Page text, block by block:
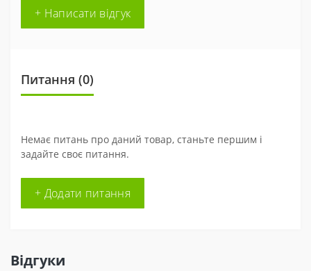
+ Написати відгук
Питання (0)
Немає питань про даний товар, станьте першим і
задайте своє питання.
+ Додати питання
Відгуки